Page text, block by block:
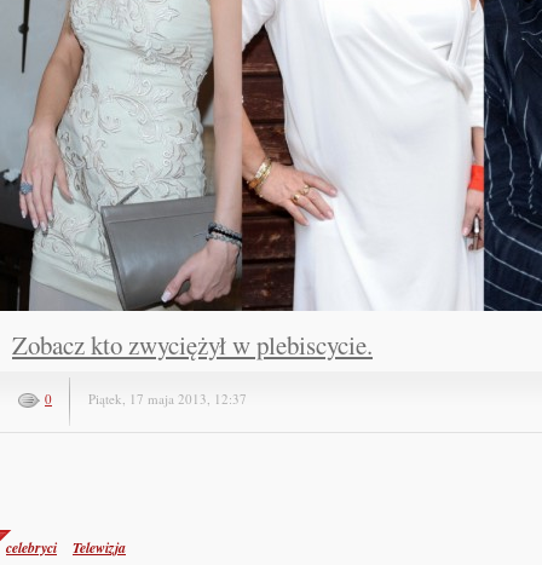
Zobacz kto zwyciężył w plebiscycie.
0 Piątek, 17 maja 2013, 12:37
celebryci Telewizja